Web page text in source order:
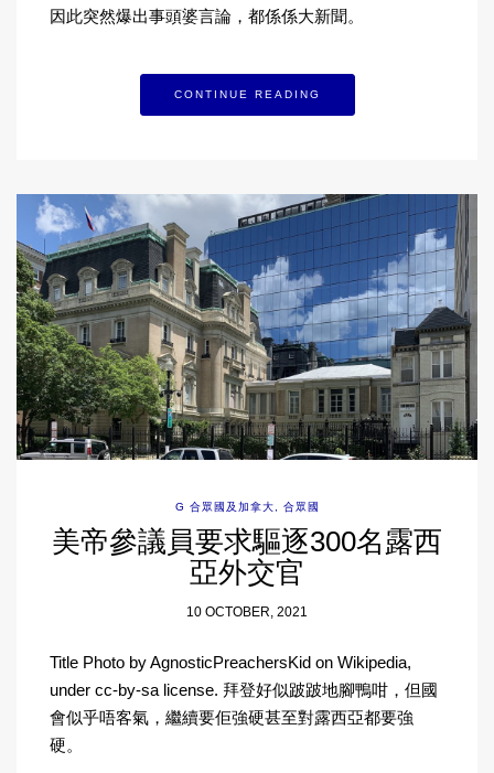
因此突然爆出事頭婆言論，都係係大新聞。
CONTINUE READING
G 合眾國及加拿大, 合眾國
美帝參議員要求驅逐300名露西
亞外交官
10 OCTOBER, 2021
Title Photo by AgnosticPreachersKid on Wikipedia,
under cc-by-sa license. 拜登好似跛跛地腳鴨咁，但國
會似乎唔客氣，繼續要佢強硬甚至對露西亞都要強
硬。